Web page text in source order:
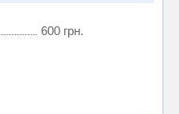
600 грн.